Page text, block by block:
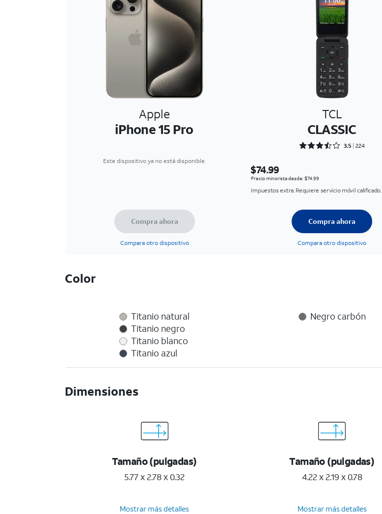
Apple
iPhone 15 Pro
TCL
CLASSIC
Rated 3.5268 out of 5
3.5 224
Este dispositivo ya no está disponible.
$74.99
Precio minorista desde: $74.99
Impuestos extra. Requiere servicio móvil calificado.
Compra ahora
Compara otro dispositivo
Compra ahora
Compara otro dispositivo
Color
Titanio natural
Titanio negro
Titanio blanco
Titanio azul
Negro carbón
Dimensiones
Tamaño (pulgadas)
5.77 x 2.78 x 0.32
Tamaño (pulgadas)
4.22 x 2.19 x 0.78
Mostrar más detalles Mostrar más detalles